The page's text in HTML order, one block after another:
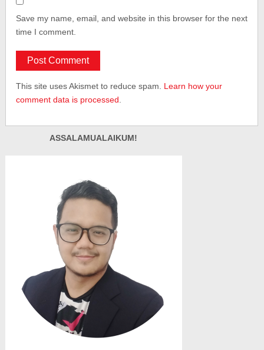
Save my name, email, and website in this browser for the next
time I comment.
This site uses Akismet to reduce spam. Learn how your
comment data is processed
ASSALAMUALAIKUM!